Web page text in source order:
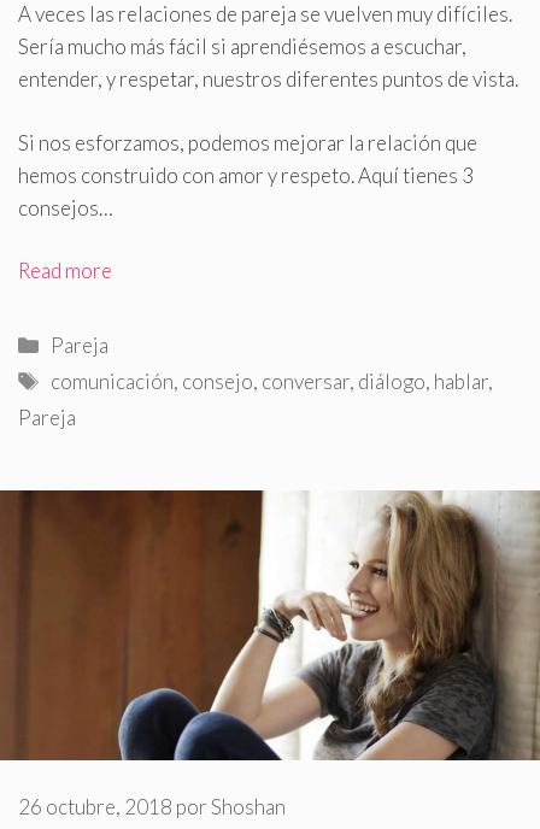
A veces las relaciones de pareja se vuelven muy difíciles.
Sería mucho más fácil si aprendiésemos a escuchar,
entender, y respetar, nuestros diferentes puntos de vista.
Si nos esforzamos, podemos mejorar la relación que
hemos construido con amor y respeto. Aquí tienes 3
consejos…
Read more
Categorías
Pareja
Etiquetas
comunicación, consejo, conversar, diálogo, hablar,
Pareja
26 octubre, 2018 porShoshan